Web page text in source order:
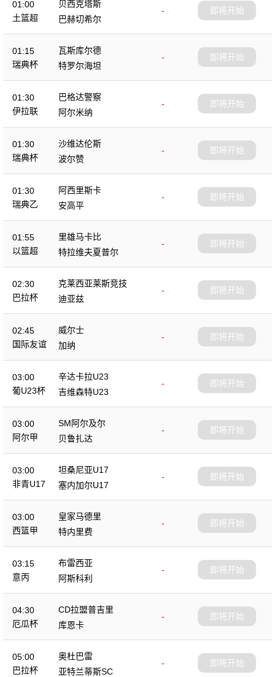
01:00
土篮超
贝西克塔斯
-
巴赫切希尔
即将开始
01:15
瑞典杯
瓦斯库尔德
-
特罗尔海坦
即将开始
01:30
伊拉联
巴格达警察
-
阿尔米纳
即将开始
01:30
瑞典杯
沙维达伦斯
-
波尔赞
即将开始
01:30
瑞典乙
阿西里斯卡
-
安高平
即将开始
01:55
以篮超
里雄马卡比
-
特拉维夫夏普尔
即将开始
02:30
巴拉杯
克莱西亚莱斯竞技
-
迪亚兹
即将开始
02:45
国际友谊
威尔士
-
加纳
即将开始
03:00
葡U23杯
辛达卡拉U23
-
吉维森特U23
即将开始
03:00
阿尔甲
SM阿尔及尔
-
贝鲁扎达
即将开始
03:00
非青U17
坦桑尼亚U17
-
塞内加尔U17
即将开始
03:00
西篮甲
皇家马德里
-
特内里费
即将开始
03:15
意丙
布雷西亚
-
阿斯科利
即将开始
04:30
厄瓜杯
CD拉盟普吉里
-
库恩卡
即将开始
05:00
巴拉杯
奥杜巴雷
-
亚特兰蒂斯SC
即将开始